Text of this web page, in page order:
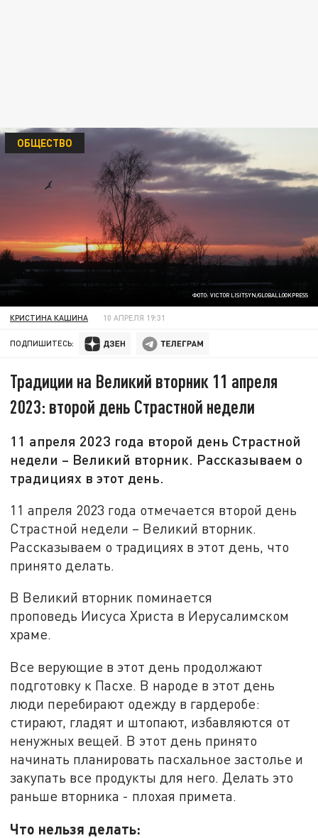
ФОТО: VICTOR LISITSYN/GLOBALLOOKPRESS
ОБЩЕСТВО
КРИСТИНА КАШИНА 10 АПРЕЛЯ 19:31
ПОДПИШИТЕСЬ:
Традиции на Великий вторник 11 апреля
2023: второй день Страстной недели
11 апреля 2023 года второй день Страстной
недели – Великий вторник. Рассказываем о
традициях в этот день.
11 апреля 2023 года отмечается второй день
Страстной недели – Великий вторник.
Рассказываем о традициях в этот день, что
принято делать.
В Великий вторник поминается
проповедь Иисуса Христа в Иерусалимском
храме.
Все верующие в этот день продолжают
подготовку к Пасхе. В народе в этот день
люди перебирают одежду в гардеробе:
стирают, гладят и штопают, избавляются от
ненужных вещей. В этот день принято
начинать планировать пасхальное застолье и
закупать все продукты для него. Делать это
раньше вторника - плохая примета.
Что нельзя делать: